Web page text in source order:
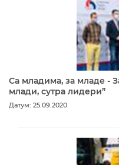
Са младима, за младе -
млади, сутра лидери”
Датум: 25.09.2020